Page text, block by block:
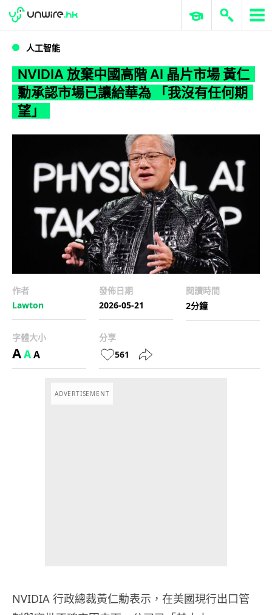
WWDC 2026 ERP 與商業 AI
人工智能
NVIDIA 放棄中國高階 AI 晶片市場 黃仁
勳承認市場已讓給華為 「我沒有任何期
望」
作者
Lawton
發佈日期
2026-05-21
閱讀時間
2分鐘
字體大小
AAA
分享
561
ADVERTISEMENT
NVIDIA 行政總裁黃仁勳表示，在美國現行出口管